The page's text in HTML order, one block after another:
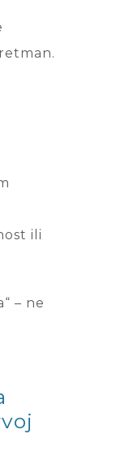
ili
– ne